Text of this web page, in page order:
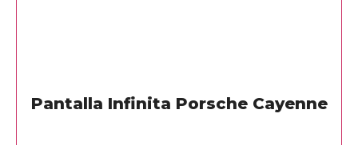
Pantalla Infinita Porsche Cayenne